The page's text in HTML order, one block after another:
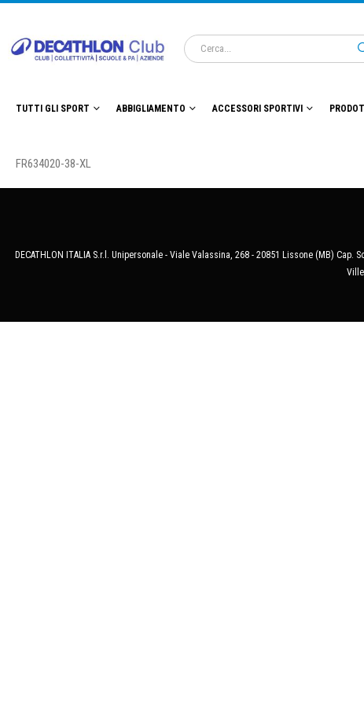
TUTTI GLI SPORT ABBIGLIAMENTO ACCESSORI SPORTIVI
FR634020-38-XL
DECATHLON ITALIA S.r.l. Unipersonale - Viale Valassina, 268 - 20851 Lissone (MB) Cap.